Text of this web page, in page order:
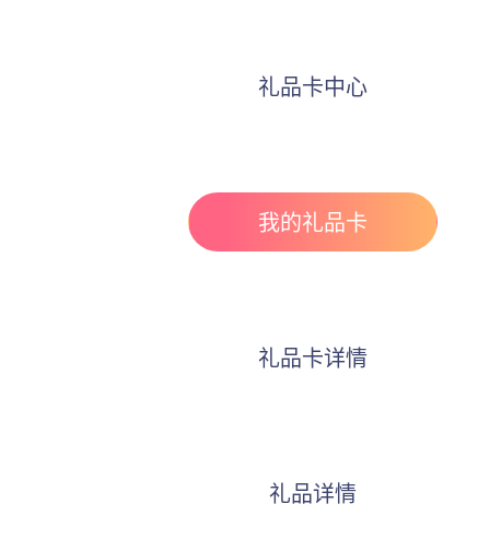
礼品卡中心
我的礼品卡
礼品卡详情
礼品详情